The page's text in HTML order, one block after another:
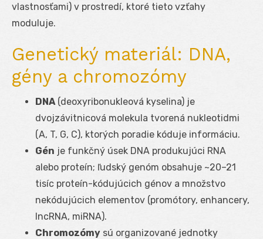
vlastnosťami) v prostredí, ktoré tieto vzťahy
moduluje.
Genetický materiál: DNA,
gény a chromozómy
DNA(deoxyribonukleová kyselina) je
dvojzávitnicová molekula tvorená nukleotidmi
(A, T, G, C), ktorých poradie kóduje informáciu.
Gén je funkčný úsek DNA produkujúci RNA
alebo proteín; ľudský genóm obsahuje ~20–21
tisíc proteín-kódujúcich génov a množstvo
nekódujúcich elementov (promótory, enhancery,
lncRNA, miRNA).
Chromozómy sú organizované jednotky